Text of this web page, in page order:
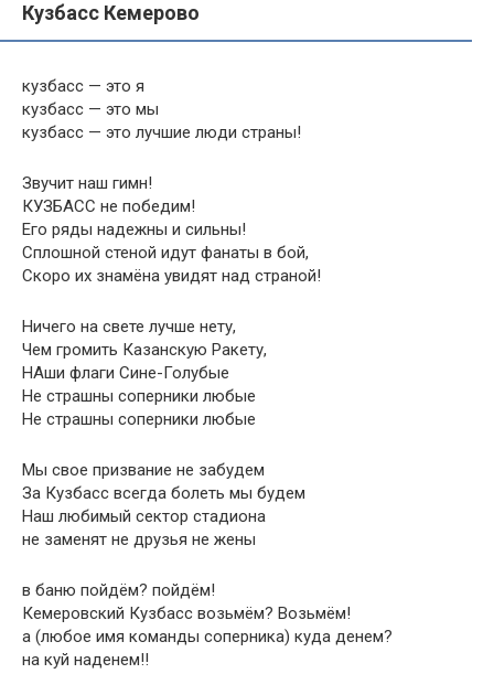
Кузбасс Кемерово
кузбасс — это я
кузбасс — это мы
кузбасс — это лучшие люди страны!
Звучит наш гимн!
КУЗБАСС не победим!
Его ряды надежны и сильны!
Сплошной стеной идут фанаты в бой,
Скоро их знамёна увидят над страной!
Ничего на свете лучше нету,
Чем громить Казанскую Ракету,
НАши флаги Сине-Голубые
Не страшны соперники любые
Не страшны соперники любые
Мы свое призвание не забудем
За Кузбасс всегда болеть мы будем
Наш любимый сектор стадиона
не заменят не друзья не жены
в баню пойдём? пойдём!
Кемеровский Кузбасс возьмём? Возьмём!
а (любое имя команды соперника) куда денем?
на куй наденем!!